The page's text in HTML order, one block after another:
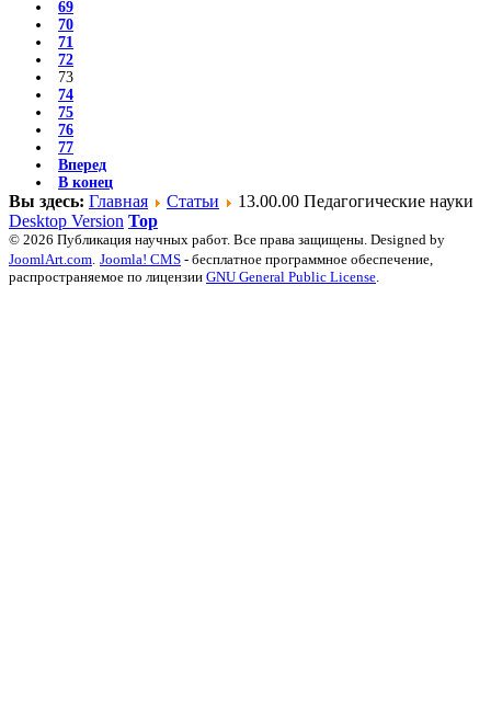
69
70
71
72
73
74
75
76
77
Вперед
В конец
Вы здесь: Главная Статьи
13.00.00 Педагогические науки
Desktop Version Top
© 2026 Публикация научных работ. Все права защищены. Designed by
JoomlArt.com. Joomla! CMS - бесплатное программное обеспечение,
распространяемое по лицензии GNU General Public License.